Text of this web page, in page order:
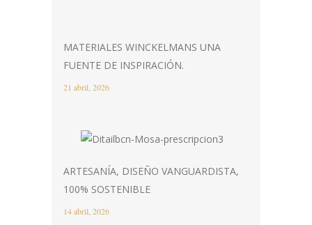
MATERIALES WINCKELMANS UNA
FUENTE DE INSPIRACIÓN.
21 abril, 2026
ARTESANÍA, DISEÑO VANGUARDISTA,
100% SOSTENIBLE
14 abril, 2026